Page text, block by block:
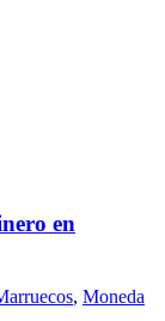
en
, Moneda